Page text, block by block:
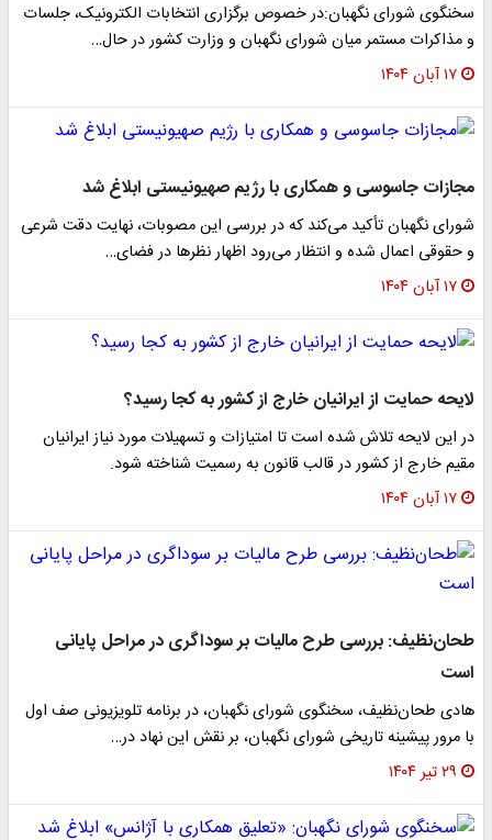
سخنگوی شورای نگهبان:در خصوص برگزاری انتخابات الکترونیک، جلسات
و مذاکرات مستمر میان شورای نگهبان و وزارت کشور در حال…
۱۷ آبان ۱۴۰۴
مجازات جاسوسی و همکاری با رژیم صهیونیستی ابلاغ شد
شورای نگهبان تأکید می‌کند که در بررسی این مصوبات، نهایت دقت شرعی
و حقوقی اعمال شده و انتظار می‌رود اظهار نظرها در فضای…
۱۷ آبان ۱۴۰۴
لایحه حمایت از ایرانیان خارج از کشور به کجا رسید؟
در این لایحه تلاش شده است تا امتیازات و تسهیلات مورد نیاز ایرانیان
مقیم خارج از کشور در قالب قانون به رسمیت شناخته شود.
۱۷ آبان ۱۴۰۴
طحان‌نظیف: بررسی طرح مالیات بر سوداگری در مراحل پایانی
است
هادی طحان‌نظیف، سخنگوی شورای نگهبان، در برنامه تلویزیونی صف اول
با مرور پیشینه تاریخی شورای نگهبان، بر نقش این نهاد در…
۲۹ تیر ۱۴۰۴